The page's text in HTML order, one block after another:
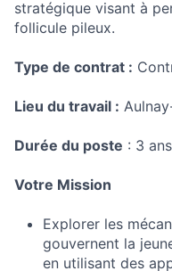
stratégique visant à
follicule pileux.
Type de contrat :
Lieu du travail :
Durée du poste : 3
Votre Mission
Explorer les
gouvernent la
en utilisant des